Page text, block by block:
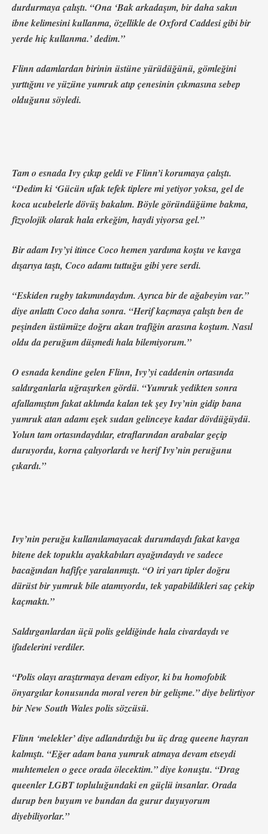
durdurmaya çalıştı. “Ona ‘Bak arkadaşım, bir daha sakın
ibne kelimesini kullanma, özellikle de Oxford Caddesi gibi bir
yerde hiç kullanma.’ dedim.”
Flinn adamlardan birinin üstüne yürüdüğünü, gömleğini
yırttığını ve yüzüne yumruk atıp çenesinin çıkmasına sebep
olduğunu söyledi.
Tam o esnada Ivy çıkıp geldi ve Flinn’i korumaya çalıştı.
“Dedim ki ‘Gücün ufak tefek tiplere mi yetiyor yoksa, gel de
koca ucubelerle dövüş bakalım. Böyle göründüğüme bakma,
fizyolojik olarak hala erkeğim, haydi yiyorsa gel.”
Bir adam Ivy’yi itince Coco hemen yardıma koştu ve kavga
dışarıya taştı, Coco adamı tuttuğu gibi yere serdi.
“Eskiden rugby takımındaydım. Ayrıca bir de ağabeyim var.”
diye anlattı Coco daha sonra. “Herif kaçmaya çalıştı ben de
peşinden üstümüze doğru akan trafiğin arasına koştum. Nasıl
oldu da peruğum düşmedi hala bilemiyorum.”
O esnada kendine gelen Flinn, Ivy’yi caddenin ortasında
saldırganlarla uğraşırken gördü. “Yumruk yedikten sonra
afallamıştım fakat aklımda kalan tek şey Ivy’nin gidip bana
yumruk atan adamı eşek sudan gelinceye kadar dövdüğüydü.
Yolun tam ortasındaydılar, etraflarından arabalar geçip
duruyordu, korna çalıyorlardı ve herif Ivy’nin peruğunu
çıkardı.”
Ivy’nin peruğu kullanılamayacak durumdaydı fakat kavga
bitene dek topuklu ayakkabıları ayağındaydı ve sadece
bacağından hafifçe yaralanmıştı. “O iri yarı tipler doğru
dürüst bir yumruk bile atamıyordu, tek yapabildikleri saç çekip
kaçmaktı.”
Saldırganlardan üçü polis geldiğinde hala civardaydı ve
ifadelerini verdiler.
“Polis olayı araştırmaya devam ediyor, ki bu homofobik
önyargılar konusunda moral veren bir gelişme.” diye belirtiyor
bir New South Wales polis sözcüsü.
Flinn ‘melekler’ diye adlandırdığı bu üç drag queene hayran
kalmıştı. “Eğer adam bana yumruk atmaya devam etseydi
muhtemelen o gece orada ölecektim.” diye konuştu. “Drag
queenler LGBT topluluğundaki en güçlü insanlar. Orada
durup ben buyum ve bundan da gurur duyuyorum
diyebiliyorlar.”